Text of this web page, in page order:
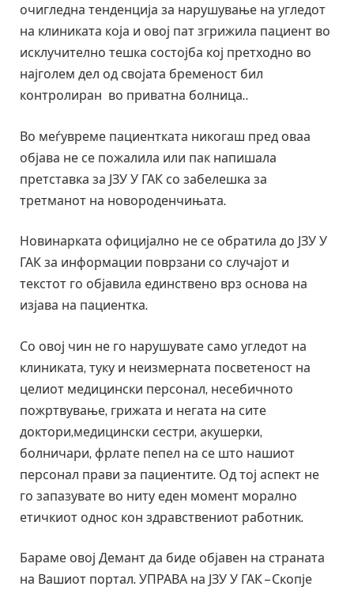
очигледна тенденција за нарушување на угледот
на клиниката која и овој пат згрижила пациент во
исклучително тешка состојба кој претходно во
најголем дел од својата бременост бил
контролиран во приватна болница..
Во меѓувреме пациентката никогаш пред оваа
објава не се пожалила или пак напишала
претставка за ЈЗУ У ГАК со забелешка за
третманот на новороденчињата.
Новинарката официјално не се обратила до ЈЗУ У
ГАК за информации поврзани со случајот и
текстот го објавила единствено врз основа на
изјава на пациентка.
Со овој чин не го нарушувате само угледот на
клиниката, туку и неизмерната посветеност на
целиот медицински персонал, несебичното
пожртвување, грижата и негата на сите
доктори,медицински сестри, акушерки,
болничари, фрлате пепел на се што нашиот
персонал прави за пациентите. Од тој аспект не
го запазувате во ниту еден момент морално
етичкиот однос кон здравствениот работник.
Бараме овој Демант да биде објавен на страната
на Вашиот портал. УПРАВА на ЈЗУ У ГАК – Скопје